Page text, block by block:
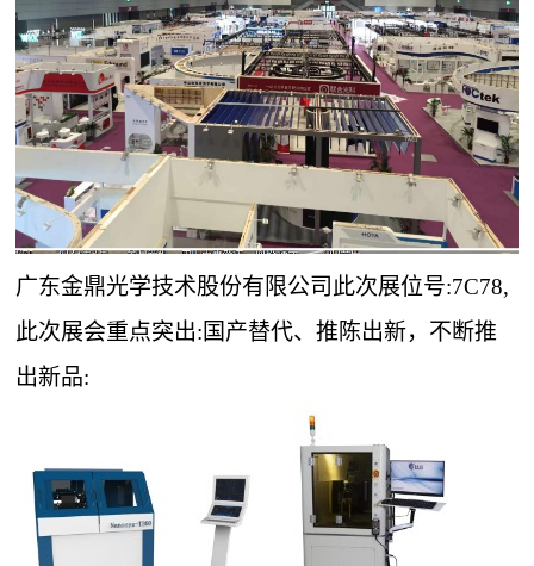
广东金鼎光学技术股份有限公司此次展位号:7C78,
此次展会重点突出:国产替代、推陈出新， 不断推
出新品: